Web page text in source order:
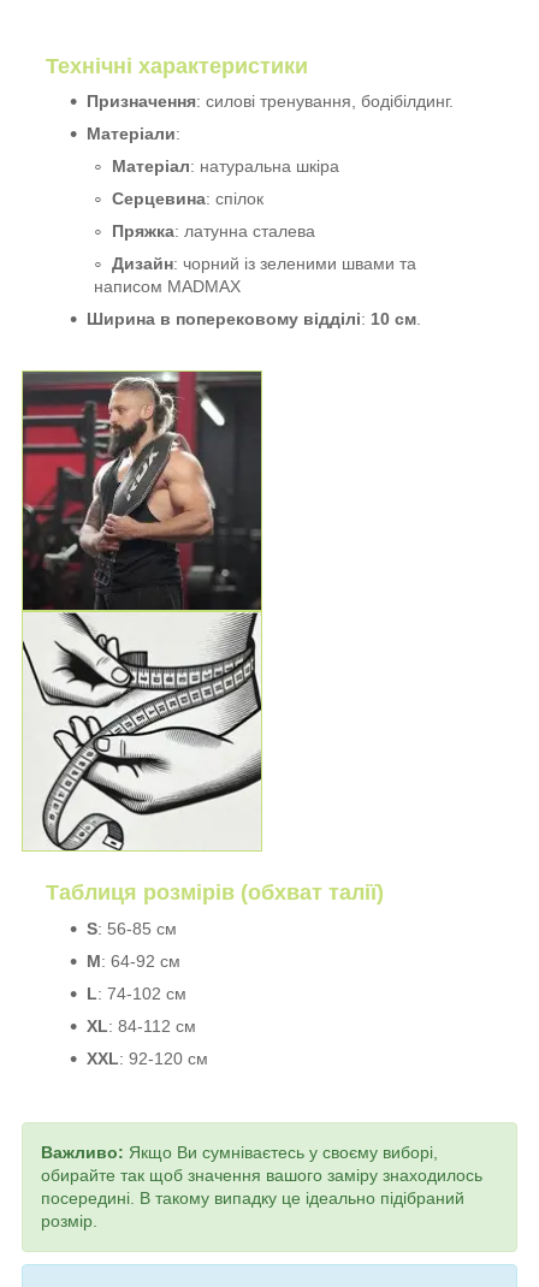
Технічні характеристики
Призначення: силові тренування, бодібілдинг.
Матеріали:
Матеріал: натуральна шкіра
Серцевина: спілок
Пряжка: латунна сталева
Дизайн: чорний із зеленими швами та
написом MADMAX
Ширина в поперековому відділі: 10 см
Таблиця розмірів (обхват талії)
S: 56-85 см
M: 64-92 см
L: 74-102 см
XL: 84-112 см
XXL: 92-120 см
Важливо: Якщо Ви сумніваєтесь у своєму виборі,
обирайте так щоб значення вашого заміру знаходилось
посередині. В такому випадку це ідеально підібраний
розмір.